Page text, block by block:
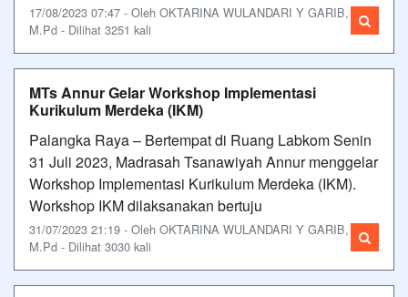
17/08/2023 07:47 - Oleh OKTARINA WULANDARI Y GARIB,
M.Pd - Dilihat 3251 kali
MTs Annur Gelar Workshop Implementasi
Kurikulum Merdeka (IKM)
Palangka Raya – Bertempat di Ruang Labkom Senin
31 Juli 2023, Madrasah Tsanawiyah Annur menggelar
Workshop Implementasi Kurikulum Merdeka (IKM).
Workshop IKM dilaksanakan bertuju
31/07/2023 21:19 - Oleh OKTARINA WULANDARI Y GARIB,
M.Pd - Dilihat 3030 kali